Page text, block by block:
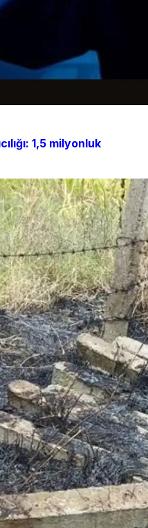
1,5 milyonluk